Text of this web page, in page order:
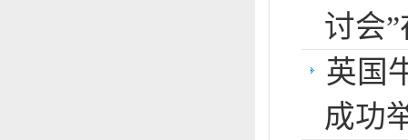
讨会
英国
成功